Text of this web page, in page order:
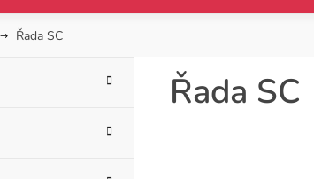
Řada SC
Řada SC